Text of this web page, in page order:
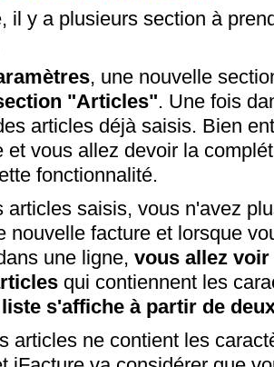
il y a plusieurs section à
, une nouvelle
"Articles". Une fois
articles déjà saisis. Bien
et vous allez devoir la
fonctionnalité.
articles saisis, vous n'avez
nouvelle facture et lorsque
une ligne, vous allez
qui contiennent les
s'affiche à partir de
articles ne contient les